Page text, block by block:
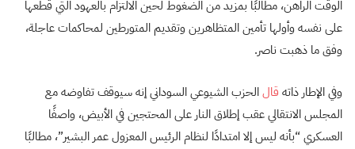
الوقت الراهن، مطالبًا بمزيد من الضغوط لحين الالتزام بالعهود التي قطعها
على نفسه وأولها تأمين المتظاهرين وتقديم المتورطين لمحاكمات عاجلة،
وفق ما ذهبت ناصر.
وفي الإطار ذاته قالالحزب الشيوعي السوداني إنه سيوقف تفاوضه مع
المجلس الانتقالي عقب إطلاق النار على المحتجين في الأبيض، واصفًا
العسكري “بأنه ليس إلا امتدادًا لنظام الرئيس المعزول عمر البشير”، مطالبًا